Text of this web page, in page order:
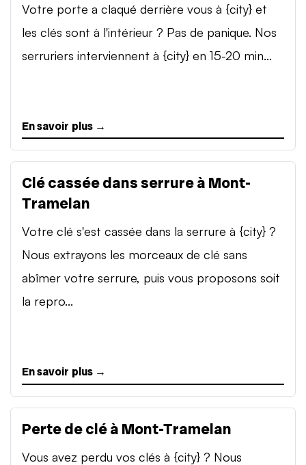
Votre porte a claqué derrière vous à {city} et
les clés sont à l'intérieur ? Pas de panique. Nos
serruriers interviennent à {city} en 15-20 min...
En savoir plus →
Clé cassée dans serrure à Mont-
Tramelan
Votre clé s'est cassée dans la serrure à {city} ?
Nous extrayons les morceaux de clé sans
abîmer votre serrure, puis vous proposons soit
la repro...
En savoir plus →
Perte de clé à Mont-Tramelan
Vous avez perdu vos clés à {city} ? Nous